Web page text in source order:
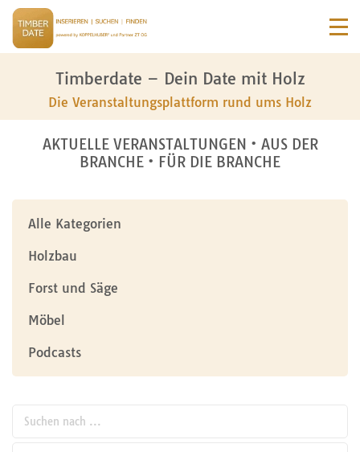
Timberdate – Dein Date mit Holz
Die Veranstaltungsplattform rund ums Holz
AKTUELLE VERANSTALTUNGEN • AUS DER
BRANCHE • FÜR DIE BRANCHE
Alle Kategorien
Holzbau
Forst und Säge
Möbel
Podcasts